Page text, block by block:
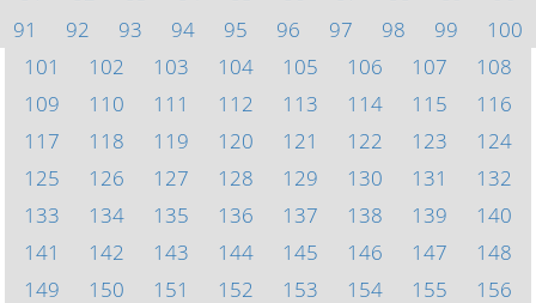
91
92 93 94 95 96 97 98 99
100
101
102 103 104 105 106 107
108
109
110 111 112 113 114 115
116
117
118 119 120 121 122 123
124
125
126 127 128 129 130 131
132
133
134 135 136 137 138 139
140
141
142 143 144 145 146 147
148
149
150 151 152 153 154 155
156